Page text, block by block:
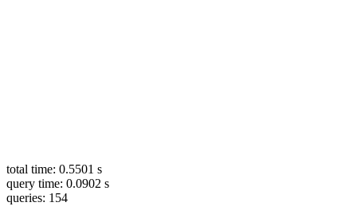
total time: 0.5501 s
query time: 0.0902 s
queries: 154